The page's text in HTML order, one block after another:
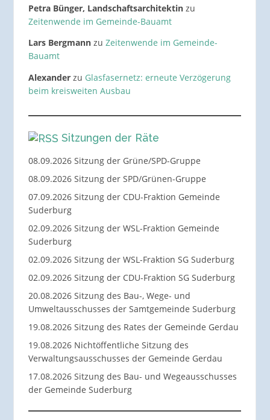
Petra Bünger, Landschaftsarchitektinzu
Zeitenwende im Gemeinde-Bauamt
Lars Bergmannzu Zeitenwende im Gemeinde-
Bauamt
Alexanderzu Glasfasernetz: erneute Verzögerung
beim kreisweiten Ausbau
Sitzungen der Räte
08.09.2026 Sitzung der Grüne/SPD-Gruppe
08.09.2026 Sitzung der SPD/Grünen-Gruppe
07.09.2026 Sitzung der CDU-Fraktion Gemeinde
Suderburg
02.09.2026 Sitzung der WSL-Fraktion Gemeinde
Suderburg
02.09.2026 Sitzung der WSL-Fraktion SG Suderburg
02.09.2026 Sitzung der CDU-Fraktion SG Suderburg
20.08.2026 Sitzung des Bau-, Wege- und
Umweltausschusses der Samtgemeinde Suderburg
19.08.2026 Sitzung des Rates der Gemeinde Gerdau
19.08.2026 Nichtöffentliche Sitzung des
Verwaltungsausschusses der Gemeinde Gerdau
17.08.2026 Sitzung des Bau- und Wegeausschusses
der Gemeinde Suderburg